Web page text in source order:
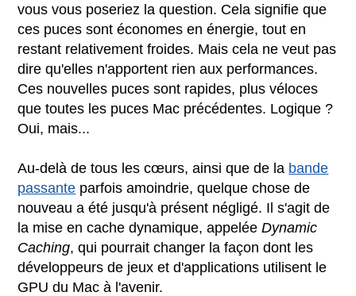
vous vous poseriez la question. Cela signifie que
ces puces sont économes en énergie, tout en
restant relativement froides. Mais cela ne veut pas
dire qu'elles n'apportent rien aux performances.
Ces nouvelles puces sont rapides, plus véloces
que toutes les puces Mac précédentes. Logique ?
Oui, mais...
Au-delà de tous les cœurs, ainsi que de la bande
passante parfois amoindrie, quelque chose de
nouveau a été jusqu'à présent négligé. Il s'agit de
la mise en cache dynamique, appeléeDynamic
Caching, qui pourrait changer la façon dont les
développeurs de jeux et d'applications utilisent le
GPU du Mac à l'avenir.